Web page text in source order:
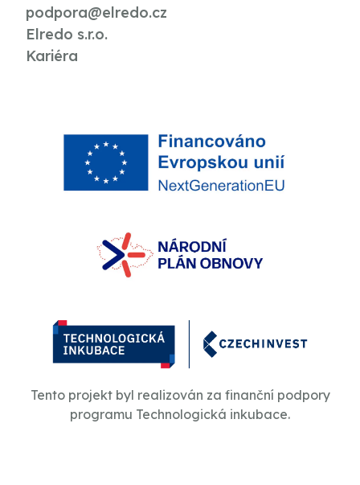
podpora@elredo.cz
Elredo s.r.o.
Kariéra
Tento projekt byl realizován za finanční podpory
programu Technologická inkubace.